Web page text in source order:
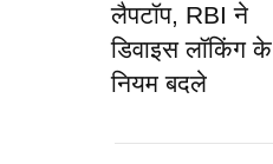
लैपटॉप, RBI ने
डिवाइस लॉकिंग के
नियम बदले